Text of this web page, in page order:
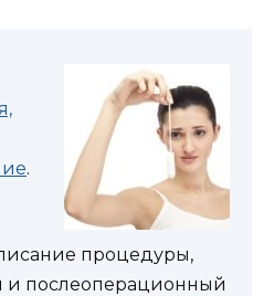
.
процедуры,
и послеоперационный